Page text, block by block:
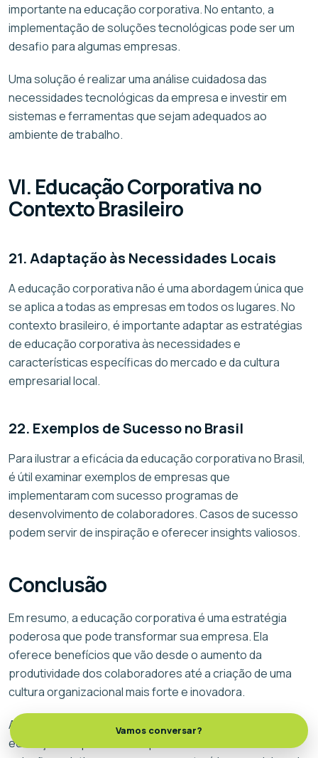
importante na educação corporativa. No entanto, a
implementação de soluções tecnológicas pode ser um
desafio para algumas empresas.
Uma solução é realizar uma análise cuidadosa das
necessidades tecnológicas da empresa e investir em
sistemas e ferramentas que sejam adequados ao
ambiente de trabalho.
VI. Educação Corporativa no
Contexto Brasileiro
21. Adaptação às Necessidades Locais
A educação corporativa não é uma abordagem única que
se aplica a todas as empresas em todos os lugares. No
contexto brasileiro, é importante adaptar as estratégias
de educação corporativa às necessidades e
características específicas do mercado e da cultura
empresarial local.
22. Exemplos de Sucesso no Brasil
Para ilustrar a eficácia da educação corporativa no Brasil,
é útil examinar exemplos de empresas que
implementaram com sucesso programas de
desenvolvimento de colaboradores. Casos de sucesso
podem servir de inspiração e oferecer insights valiosos.
Conclusão
Em resumo, a educação corporativa é uma estratégia
poderosa que pode transformar sua empresa. Ela
oferece benefícios que vão desde o aumento da
produtividade dos colaboradores até a criação de uma
cultura organizacional mais forte e inovadora.
Ao seguir as melhores práticas na implementação da
educação corporativa e superar os desafios com
Vamos conversar?